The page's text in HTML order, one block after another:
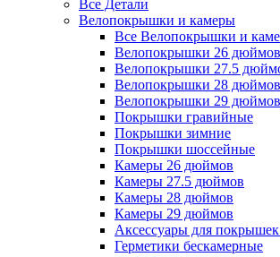
Все Детали
Велопокрышки и камеры
Все Велопокрышки и
Велопокрышки 26 дюймов
Велопокрышки 27.5
Велопокрышки 28 дюймов
Велопокрышки 29 дюймов
Покрышки гравийные
Покрышки зимние
Покрышки шоссейные
Камеры 26 дюймов
Камеры 27.5 дюймов
Камеры 28 дюймов
Камеры 29 дюймов
Аксессуары для
Герметики бескамерные